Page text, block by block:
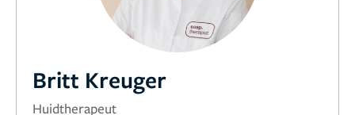
Britt Kreuger
Huidtherapeut